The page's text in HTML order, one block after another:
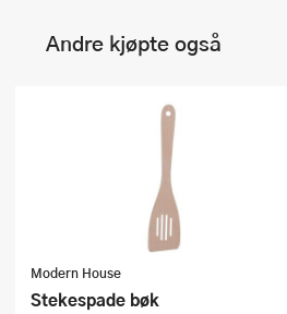
Andre kjøpte også
Modern House
Stekespade bøk